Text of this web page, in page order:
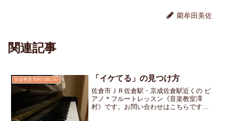
藺牟田美佐
関連記事
音楽教室澤村のBLOG 「イケてる」の見つけ方
佐倉市ＪＲ佐倉駅・京成佐倉駅近くの ピ
アノ＊フルートレッスン《音楽教室澤
村》です。お問い合わせはこちらです先